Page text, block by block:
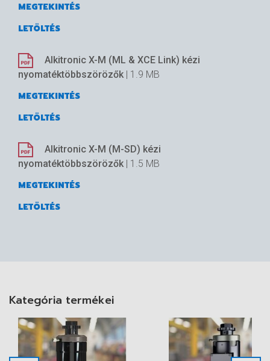
MEGTEKINTÉS
LETÖLTÉS
Alkitronic X-M (ML & XCE Link) kézi
nyomatéktöbbszörözők | 1.9 MB
MEGTEKINTÉS
LETÖLTÉS
Alkitronic X-M (M-SD) kézi
nyomatéktöbbszörözők | 1.5 MB
MEGTEKINTÉS
LETÖLTÉS
Kategória termékei